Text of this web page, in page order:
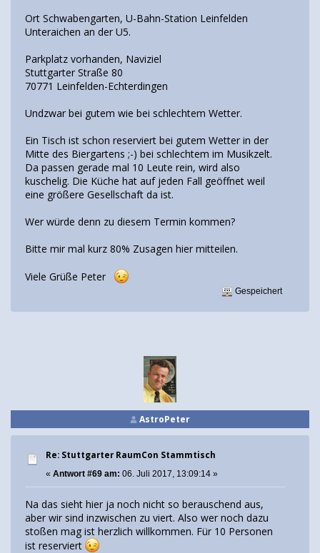
Ort Schwabengarten, U-Bahn-Station Leinfelden
Unteraichen an der U5.
Parkplatz vorhanden, Naviziel
Stuttgarter Straße 80
70771 Leinfelden-Echterdingen
Undzwar bei gutem wie bei schlechtem Wetter.
Ein Tisch ist schon reserviert bei gutem Wetter in der
Mitte des Biergartens ;-) bei schlechtem im Musikzelt.
Da passen gerade mal 10 Leute rein, wird also
kuschelig. Die Küche hat auf jeden Fall geöffnet weil
eine größere Gesellschaft da ist.
Wer würde denn zu diesem Termin kommen?
Bitte mir mal kurz 80% Zusagen hier mitteilen.
Viele Grüße Peter
Gespeichert
AstroPeter
Re: Stuttgarter RaumCon Stammtisch
« Antwort #69 am: 06. Juli 2017, 13:09:14 »
Na das sieht hier ja noch nicht so berauschend aus,
aber wir sind inzwischen zu viert. Also wer noch dazu
stoßen mag ist herzlich willkommen. Für 10 Personen
ist reserviert